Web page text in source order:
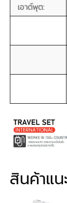
เอาต์พุต:
สินค้าแน